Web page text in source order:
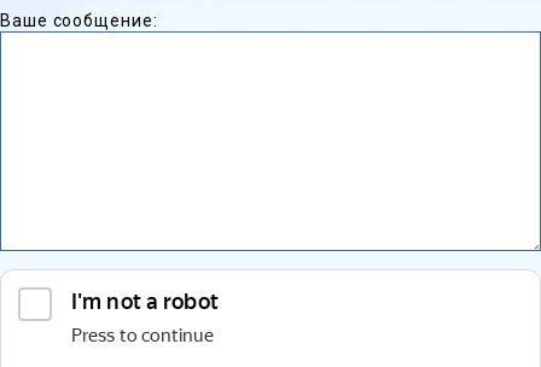
Ваше сообщение: